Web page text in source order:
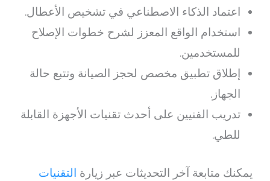
اعتماد الذكاء الاصطناعي في تشخيص الأعطال.
استخدام الواقع المعزز لشرح خطوات الإصلاح
للمستخدمين.
إطلاق تطبيق مخصص لحجز الصيانة وتتبع حالة
الجهاز.
تدريب الفنيين على أحدث تقنيات الأجهزة القابلة
للطي.
يمكنك متابعة آخر التحديثات عبر زيارة التقنيات